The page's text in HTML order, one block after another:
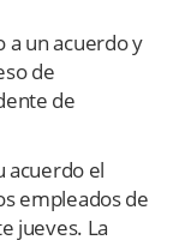
a un acuerdo y
de
de
acuerdo el
empleados de
jueves. La